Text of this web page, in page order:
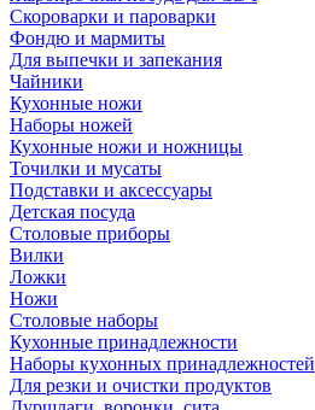
Скороварки и пароварки
Фондю и мармиты
Для выпечки и запекания
Чайники
Кухонные ножи
Наборы ножей
Кухонные ножи и ножницы
Точилки и мусаты
Подставки и аксессуары
Детская посуда
Столовые приборы
Вилки
Ложки
Ножи
Столовые наборы
Кухонные принадлежности
Наборы кухонных принадлежностей
Для резки и очистки продуктов